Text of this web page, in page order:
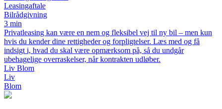
Leasingaftale
Bilrådgivning
3 min
Privatleasing kan være en nem og fleksibel vej til ny bil – men kun
hvis du kender dine rettigheder og forpligtelser. Læs med og få
indsigt i, hvad du skal være opmærksom på, så du undgår
ubehagelige overraskelser, når kontrakten udløber.
Liv Blom
Liv
Blom